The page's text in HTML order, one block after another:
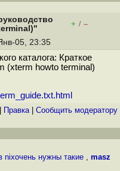
+ / –
05, 23:35
каталога: Краткое
(xterm howto terminal)
Правка| Cообщить модератору
nixочень нужны такие ,masz